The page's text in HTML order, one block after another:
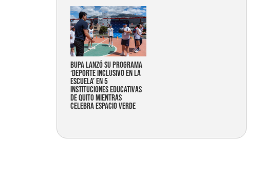
Bupa lanzó su programa
‘Deporte Inclusivo en la
Escuela’ en 5
instituciones educativas
de Quito mientras
celebra espacio verde